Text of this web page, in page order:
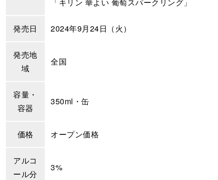
発売日 2024年9月24日（火）
発売地
域
全国
容量・
容器
350ml・缶
価格 オープン価格
アルコ
ール分
3%